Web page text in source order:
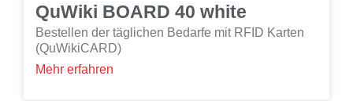
QuWiki BOARD 40 white
Bestellen der täglichen Bedarfe mit RFID Karten
(QuWikiCARD)
Mehr erfahren